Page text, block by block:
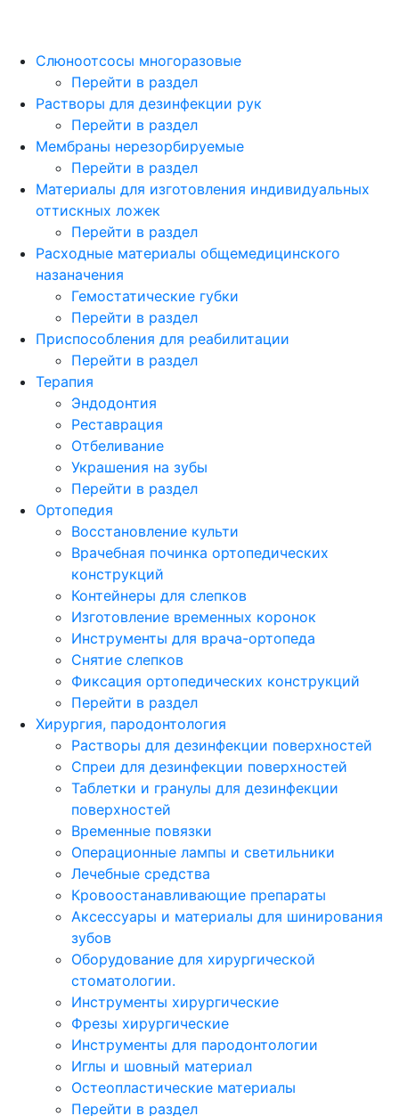
Слюноотсосы многоразовые
Перейти в раздел
Растворы для дезинфекции рук
Перейти в раздел
Мембраны нерезорбируемые
Перейти в раздел
Материалы для изготовления индивидуальных
оттискных ложек
Перейти в раздел
Расходные материалы общемедицинского
назаначения
Гемостатические губки
Перейти в раздел
Приспособления для реабилитации
Перейти в раздел
Терапия
Эндодонтия
Реставрация
Отбеливание
Украшения на зубы
Перейти в раздел
Ортопедия
Восстановление культи
Врачебная починка ортопедических
конструкций
Контейнеры для слепков
Изготовление временных коронок
Инструменты для врача-ортопеда
Снятие слепков
Фиксация ортопедических конструкций
Перейти в раздел
Хирургия, пародонтология
Растворы для дезинфекции поверхностей
Спреи для дезинфекции поверхностей
Таблетки и гранулы для дезинфекции
поверхностей
Временные повязки
Операционные лампы и светильники
Лечебные средства
Кровоостанавливающие препараты
Аксессуары и материалы для шинирования
зубов
Оборудование для хирургической
стоматологии.
Инструменты хирургические
Фрезы хирургические
Инструменты для пародонтологии
Иглы и шовный материал
Остеопластические материалы
Перейти в раздел